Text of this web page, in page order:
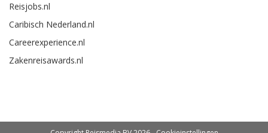
Reisjobs.nl
Caribisch Nederland.nl
Careerexperience.nl
Zakenreisawards.nl